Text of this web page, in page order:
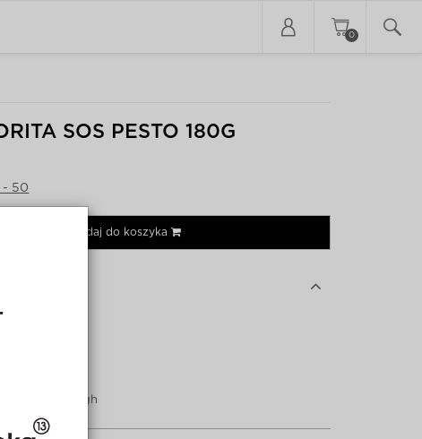
0
SOS PESTO 180G
- 50
Dodaj do koszyka
La Favorita Figh